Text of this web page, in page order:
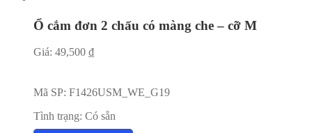
Ổ cắm đơn 2 chấu có màng che – cỡ M
Giá: 49,500 ₫
Mã SP: F1426USM_WE_G19
Tình trạng: Có sẵn